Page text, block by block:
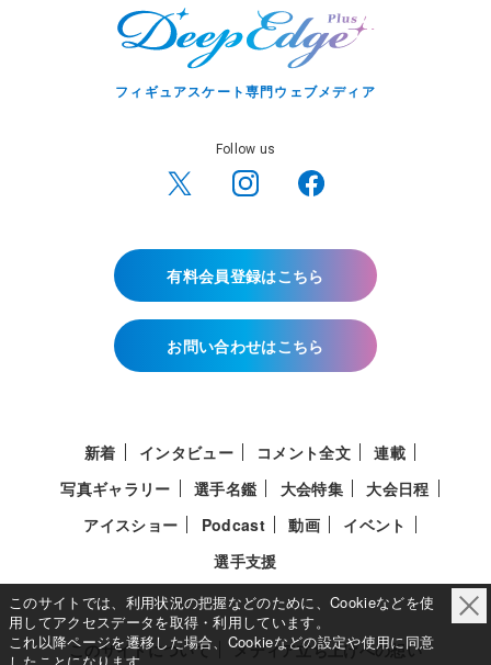
フィギュアスケート専門ウェブメディア
Follow us
有料会員登録はこちら
お問い合わせはこちら
新着 インタビュー コメント全文
連載
写真ギャラリー
選手名鑑 大会特集
大会日程
アイスショー
Podcast 動画
イベント
選手支援
このサイトについて メディア立ち上げへの想い
このサイトでは、利用状況の把握などのために、Cookieなどを使
用してアクセスデータを取得・利用しています。
これ以降ページを遷移した場合、Cookieなどの設定や使用に同意